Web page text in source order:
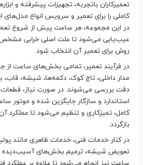
تعمیرکاران باتجربه، تجهیزات پیشرفته و
کاملی را برای تعمیر و سرویس انواع مدل‌های
در این مجموعه، هر ساعت پیش از شروع
عیب‌یابی می‌شود تا علت اصلی خرابی
روش برای تعمیر آن انتخاب شود.
در فرآیند تعمیر، تمامی بخش‌های ساعت از
مدار داخلی، تاج کوک، دکمه‌ها، شیشه، قاب،
دقت بررسی می‌شوند. در صورت نیاز، قطعات
استاندارد و سازگار جایگزین شده و موتور
کامل، تمیزکاری و تنظیم می‌شود تا عملکرد
بازگردد.
در کنار خدمات فنی، خدمات ظاهری مانند
تعویض شیشه، ترمیم بخش‌های آسیب‌دیده
ساعت نیز انجام می‌شود تا علاوه بر عملکرد